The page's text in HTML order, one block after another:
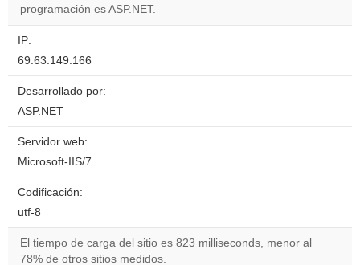
programación es ASP.NET.
IP:
69.63.149.166
Desarrollado por:
ASP.NET
Servidor web:
Microsoft-IIS/7
Codificación:
utf-8
El tiempo de carga del sitio es 823 milliseconds, menor al
78% de otros sitios medidos.